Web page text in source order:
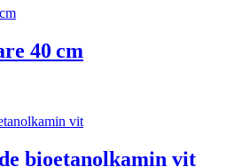
40 cm
bioetanolkamin vit